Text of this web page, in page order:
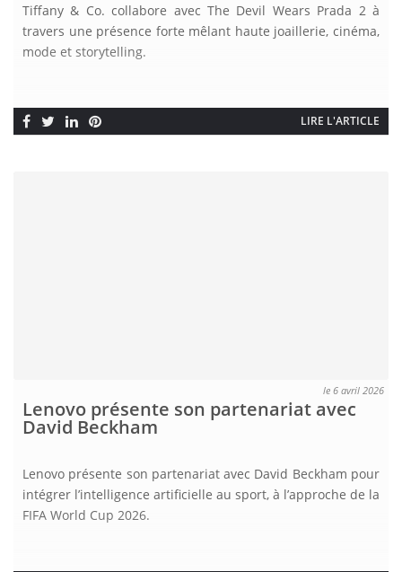
Tiffany & Co. collabore avec The Devil Wears Prada 2 à
travers une présence forte mêlant haute joaillerie, cinéma,
mode et storytelling.
LIRE L'ARTICLE
le 6 avril 2026
Lenovo présente son partenariat avec
David Beckham
Lenovo présente son partenariat avec David Beckham pour
intégrer l’intelligence artificielle au sport, à l’approche de la
FIFA World Cup 2026.